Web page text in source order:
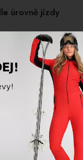
úrovně jízdy
bundy, pokročilí by
ochranou a
s vysokou
proti větru a